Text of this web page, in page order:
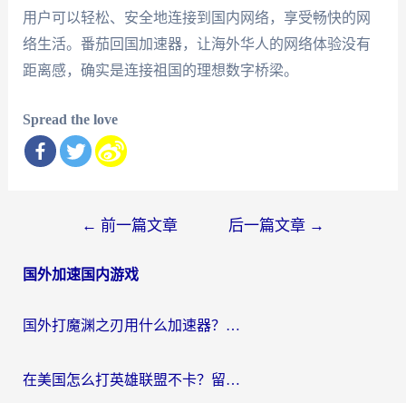
用户可以轻松、安全地连接到国内网络，享受畅快的网
络生活。番茄回国加速器，让海外华人的网络体验没有
距离感，确实是连接祖国的理想数字桥梁。
Spread the love
导
← 前一篇文章 后一篇文章 →
国外加速国内游戏
国外打魔渊之刃用什么加速器？2026海外玩家国服游戏加速全攻略（附闪耀暖暖&复苏的魔女避坑指南）
在美国怎么打英雄联盟不卡？留学生亲测的国服游戏加速全攻略